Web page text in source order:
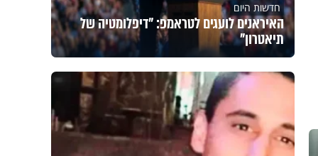
חדשות היום
האיראנים לועגים לטראמפ: "דיפלומטיה של
תיאטרון"